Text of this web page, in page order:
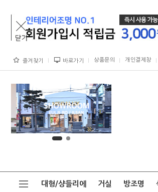
즐겨찾기 바로가기 상품문의 개인결제창
대형/샹들리에 거실 방조명